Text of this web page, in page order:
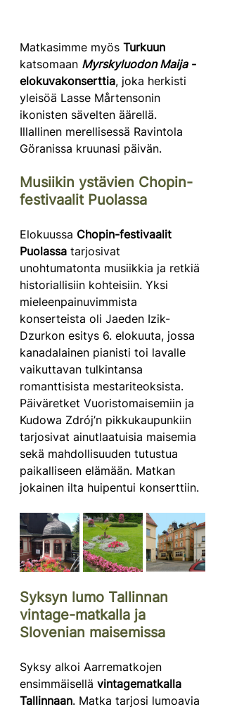
Matkasimme myös Turkuun
katsomaan Myrskyluodon Maija -
elokuvakonserttia, joka herkisti
yleisöä Lasse Mårtensonin
ikonisten sävelten äärellä.
Illallinen merellisessä Ravintola
Göranissa kruunasi päivän.
Musiikin ystävien Chopin-
festivaalit Puolassa
Elokuussa Chopin-festivaalit
Puolassa tarjosivat
unohtumatonta musiikkia ja retkiä
historiallisiin kohteisiin. Yksi
mieleenpainuvimmista
konserteista oli Jaeden Izik-
Dzurkon esitys 6. elokuuta, jossa
kanadalainen pianisti toi lavalle
vaikuttavan tulkintansa
romanttisista mestariteoksista.
Päiväretket Vuoristomaisemiin ja
Kudowa Zdrój’n pikkukaupunkiin
tarjosivat ainutlaatuisia maisemia
sekä mahdollisuuden tutustua
paikalliseen elämään. Matkan
jokainen ilta huipentui konserttiin.
Syksyn lumo Tallinnan
vintage-matkalla ja
Slovenian maisemissa
Syksy alkoi Aarrematkojen
ensimmäisellä vintagematkalla
Tallinnaan. Matka tarjosi lumoavia